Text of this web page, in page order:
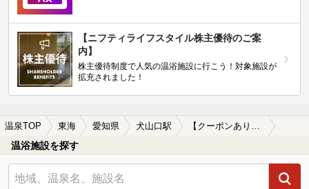
【ニフティライフスタイル株主優待のご案
内】
株主優待制度で人気の温浴施設に行こう！対象施設が
拡充されました！
温泉TOP 東海 愛知県 犬山口駅 【クーポンあり】美肌の湯が楽しめる犬山口駅近くの温泉、日帰り温泉、スーパー銭湯おすすめ
温浴施設を探す